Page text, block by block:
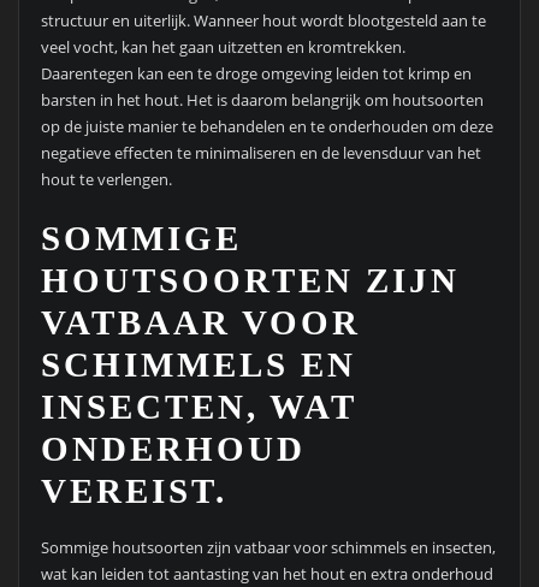
structuur en uiterlijk. Wanneer hout wordt blootgesteld aan te
veel vocht, kan het gaan uitzetten en kromtrekken.
Daarentegen kan een te droge omgeving leiden tot krimp en
barsten in het hout. Het is daarom belangrijk om houtsoorten
op de juiste manier te behandelen en te onderhouden om deze
negatieve effecten te minimaliseren en de levensduur van het
hout te verlengen.
SOMMIGE
HOUTSOORTEN ZIJN
VATBAAR VOOR
SCHIMMELS EN
INSECTEN, WAT
ONDERHOUD
VEREIST.
Sommige houtsoorten zijn vatbaar voor schimmels en insecten,
wat kan leiden tot aantasting van het hout en extra onderhoud